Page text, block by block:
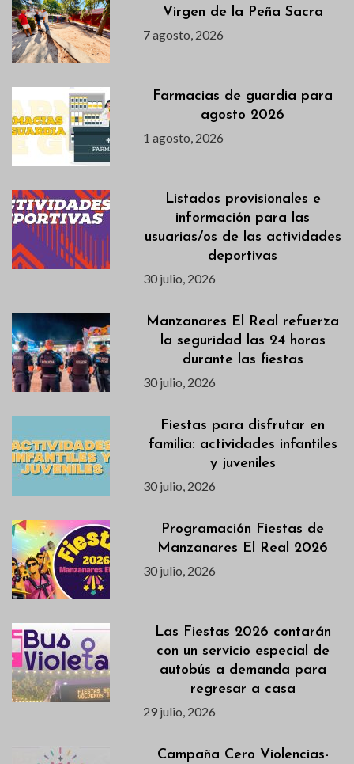
Virgen de la Peña Sacra
7 agosto, 2026
Farmacias de guardia para
agosto 2026
1 agosto, 2026
Listados provisionales e
información para las
usuarias/os de las actividades
deportivas
30 julio, 2026
Manzanares El Real refuerza
la seguridad las 24 horas
durante las fiestas
30 julio, 2026
Fiestas para disfrutar en
familia: actividades infantiles
y juveniles
30 julio, 2026
Programación Fiestas de
Manzanares El Real 2026
30 julio, 2026
Las Fiestas 2026 contarán
con un servicio especial de
autobús a demanda para
regresar a casa
29 julio, 2026
Campaña Cero Violencias-